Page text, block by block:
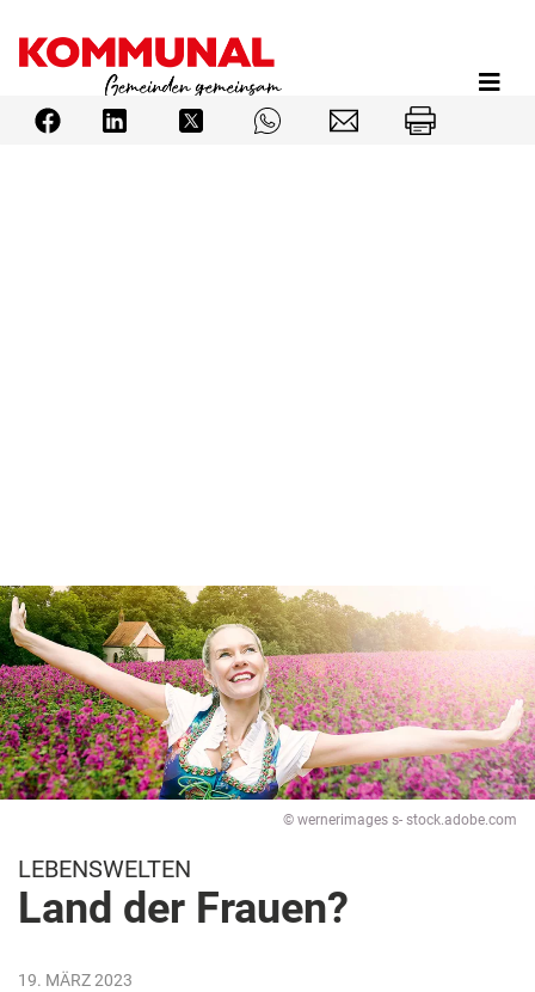
Inhalt
© wernerimages s- stock.adobe.com
LEBENSWELTEN
Land der Frauen?
19. MÄRZ 2023